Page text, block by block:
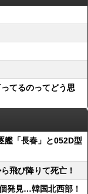
てるのってどう思
艦「長春」と052D型
飛び降りて死亡！
発見…韓国北西部！